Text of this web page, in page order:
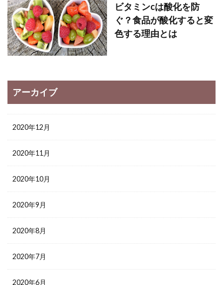
ビタミンcは酸化を防
ぐ？食品が酸化すると変
色する理由とは
アーカイブ
2020年12月
2020年11月
2020年10月
2020年9月
2020年8月
2020年7月
2020年6月